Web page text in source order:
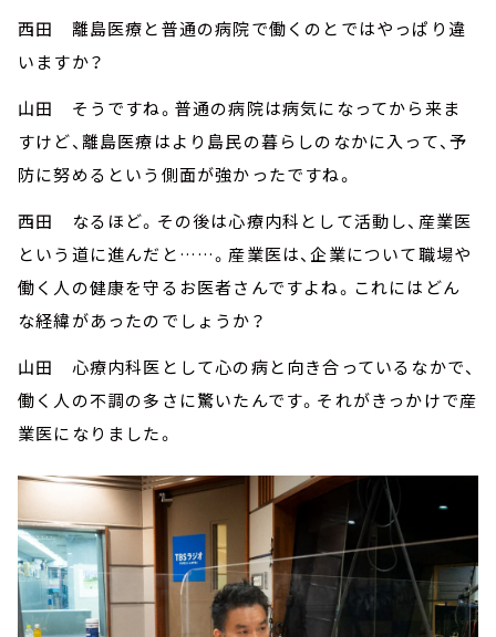
西田 離島医療と普通の病院で働くのとではやっぱり違
いますか？
山田 そうですね。普通の病院は病気になってから来ま
すけど、離島医療はより島民の暮らしのなかに入って、予
防に努めるという側面が強かったですね。
西田 なるほど。その後は心療内科として活動し、産業医
という道に進んだと……。産業医は、企業について職場や
働く人の健康を守るお医者さんですよね。これにはどん
な経緯があったのでしょうか？
山田 心療内科医として心の病と向き合っているなかで、
働く人の不調の多さに驚いたんです。それがきっかけで産
業医になりました。